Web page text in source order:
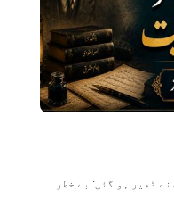
ڈھیر ہو گئی: بے خطر